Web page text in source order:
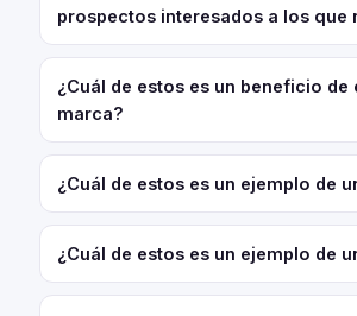
prospectos interesados a los
¿Cuál de estos es un beneficio
marca?
¿Cuál de estos es un ejemplo de
¿Cuál de estos es un ejemplo de